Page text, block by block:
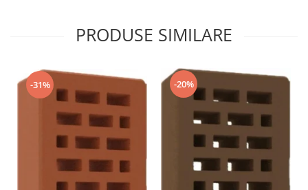
PRODUSE SIMILARE
-31% -20%